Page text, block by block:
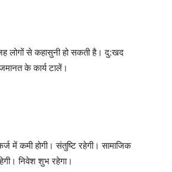
लोगों से कहासुनी हो सकती है। दु:खद
के कार्य टालें।
में कमी होगी। संतुष्टि रहेगी। सामाजिक
निवेश शुभ रहेगा।